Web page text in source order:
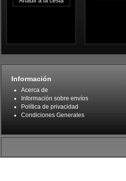
Información
Acerca de
Información sobre envíos
Política de privacidad
Condiciones Generales